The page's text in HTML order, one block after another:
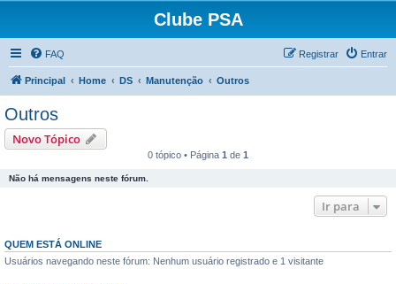
Clube PSA
FAQ Entrar
Registrar
Principal Home DS Manutenção Outros
Outros
Novo Tópico
0 tópico • Página 1 de 1
Não há mensagens neste fórum.
Ir para
QUEM ESTÁ ONLINE
Usuários navegando neste fórum: Nenhum usuário registrado e 1 visitante